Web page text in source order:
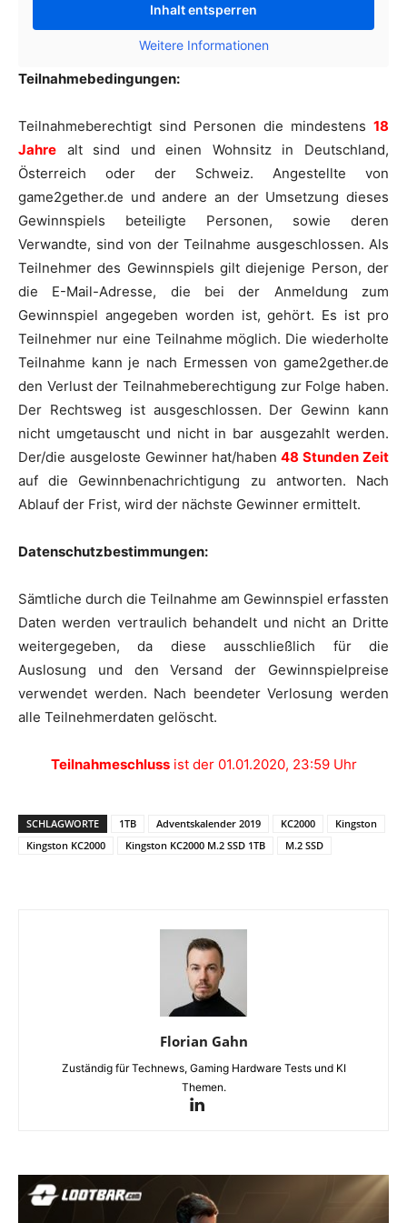
Inhalt entsperren
Weitere Informationen
Teilnahmebedingungen:
Teilnahmeberechtigt sind Personen die mindestens 18
Jahre alt sind und einen Wohnsitz in Deutschland,
Österreich oder der Schweiz. Angestellte von
game2gether.de und andere an der Umsetzung dieses
Gewinnspiels beteiligte Personen, sowie deren
Verwandte, sind von der Teilnahme ausgeschlossen. Als
Teilnehmer des Gewinnspiels gilt diejenige Person, der
die E-Mail-Adresse, die bei der Anmeldung zum
Gewinnspiel angegeben worden ist, gehört. Es ist pro
Teilnehmer nur eine Teilnahme möglich. Die wiederholte
Teilnahme kann je nach Ermessen von game2gether.de
den Verlust der Teilnahmeberechtigung zur Folge haben.
Der Rechtsweg ist ausgeschlossen. Der Gewinn kann
nicht umgetauscht und nicht in bar ausgezahlt werden.
Der/die ausgeloste Gewinner hat/haben48 Stunden Zeit
auf die Gewinnbenachrichtigung zu antworten. Nach
Ablauf der Frist, wird der nächste Gewinner ermittelt.
Datenschutzbestimmungen:
Sämtliche durch die Teilnahme am Gewinnspiel erfassten
Daten werden vertraulich behandelt und nicht an Dritte
weitergegeben, da diese ausschließlich für die
Auslosung und den Versand der Gewinnspielpreise
verwendet werden. Nach beendeter Verlosung werden
alle Teilnehmerdaten gelöscht.
Teilnahmeschlussist der 01.01.2020, 23:59 Uhr
SCHLAGWORTE 1TB Adventskalender 2019 KC2000
Kingston
Kingston KC2000
Kingston KC2000 M.2 SSD 1TB M.2 SSD
Florian Gahn
Zuständig für Technews, Gaming Hardware Tests und KI
Themen.